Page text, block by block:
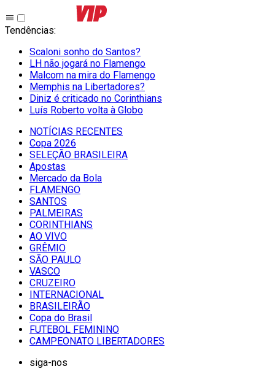
Tendências:
Scaloni sonho do Santos?
LH não jogará no Flamengo
Malcom na mira do Flamengo
Memphis na Libertadores?
Diniz é criticado no Corinthians
Luís Roberto volta à Globo
NOTÍCIAS RECENTES
Copa 2026
SELEÇÃO BRASILEIRA
Apostas
Mercado da Bola
FLAMENGO
SANTOS
PALMEIRAS
CORINTHIANS
AO VIVO
GRÊMIO
SĀO PAULO
VASCO
CRUZEIRO
INTERNACIONAL
BRASILEIRÃO
Copa do Brasil
FUTEBOL FEMININO
CAMPEONATO LIBERTADORES
siga-nos